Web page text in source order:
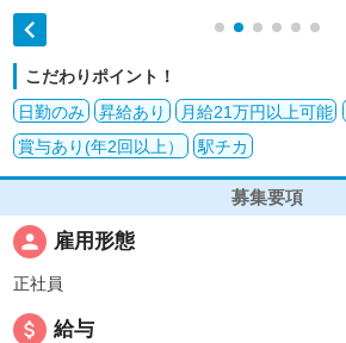

こだわりポイント！
日勤のみ
昇給あり 月給21万円以上可能
賞与あり(年2回以上）
駅チカ
募集要項
person 雇用形態
正社員
attach_money 給与